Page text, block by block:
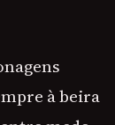
à beira